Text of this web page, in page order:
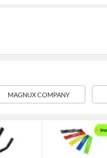
MAGNUX COMPANY